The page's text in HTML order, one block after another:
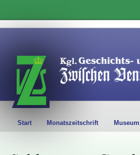
Start Monatszeitschrift Museum